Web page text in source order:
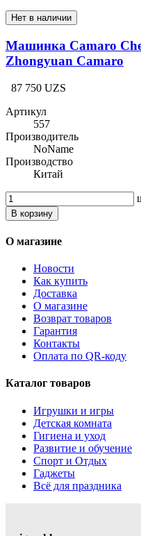
Нет в наличии
Машинка Camaro
Zhongyuan Camaro
87 750 UZS
Артикул
557
Производитель
NoName
Производство
Китай
В корзину
О магазине
Новости
Как купить
Доставка
О магазине
Возврат товаров
Гарантия
Контакты
Оплата по QR-коду
Каталог товаров
Игрушки и игры
Детская комната
Гигиена и уход
Развитие и обучение
Спорт и Отдых
Гаджеты
Всё для праздника